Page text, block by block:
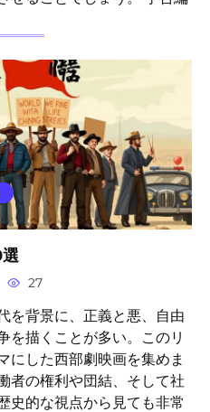
27
を背景に、正義と悪、自由
を描くことが多い。このリ
にした西部劇映画を集めま
者の権利や団結、そして社
史的な視点から見ても非常